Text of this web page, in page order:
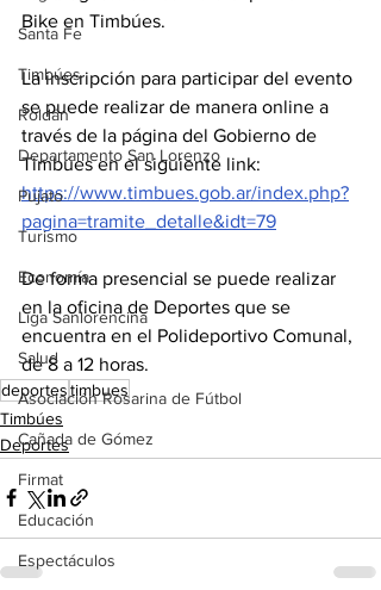
Santa Fe
Timbúes
Roldán
Departamento San Lorenzo
Pujato
Turismo
Economía
Liga Sanlorencina
Salud
Asociación Rosarina de Fútbol
Cañada de Gómez
Firmat
Educación
Espectáculos
Bike en Timbúes.
La inscripción para participar del evento
se puede realizar de manera online a
través de la página del Gobierno de
Timbúes en el siguiente link:
https://www.timbues.gob.ar/index.php?
pagina=tramite_detalle&idt=79
De forma presencial se puede realizar
en la oficina de Deportes que se
encuentra en el Polideportivo Comunal,
de 8 a 12 horas.
deportestimbues
Timbúes
Deportes